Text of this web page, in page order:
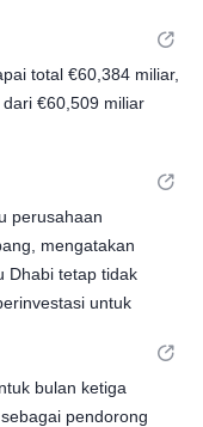
total €60,384 miliar,
€60,509 miliar
perusahaan
mengatakan
Dhabi tetap tidak
untuk
bulan ketiga
pendorong